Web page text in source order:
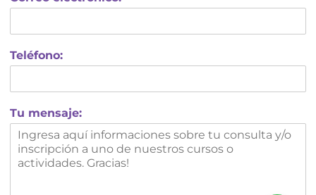
Teléfono:
Tu mensaje: